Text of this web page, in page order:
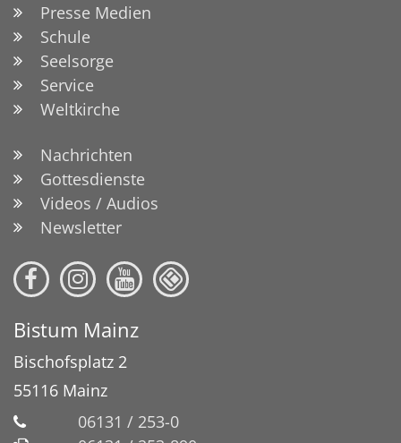
Presse Medien
Schule
Seelsorge
Service
Weltkirche
Nachrichten
Gottesdienste
Videos / Audios
Newsletter
Bistum Mainz
Bischofsplatz 2
55116 Mainz
06131 / 253-0